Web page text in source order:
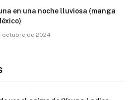
en una noche lluviosa (manga
octubre de 2024